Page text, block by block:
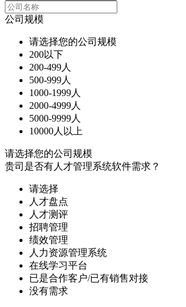
公司规模
请选择您的公司规模
200以下
200-499人
500-999人
1000-1999人
2000-4999人
5000-9999人
10000人以上
请选择您的公司规模
贵司是否有人才管理系统软件需求？
请选择
人才盘点
人才测评
招聘管理
绩效管理
人力资源管理系统
在线学习平台
已是合作客户/已有销售对接
没有需求